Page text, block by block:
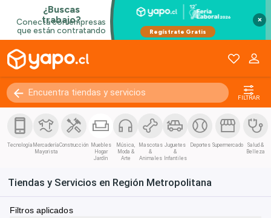
×
FILTRAR
Tecnología Mercadería
Mayorista
Construcción Muebles
Hogar
Jardín
Música,
Moda &
Arte
Mascotas
&
Animales
Juguetes
&
Infantiles
Deportes Supermercado
Salud &
Belleza
Tiendas y Servicios en Región Metropolitana
Filtros aplicados